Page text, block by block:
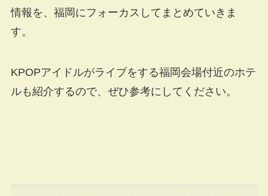
情報を、福岡にフォーカスしてまとめていきま
す。
KPOPアイドルがライブをする福岡会場付近のホテ
ルも紹介するので、ぜひ参考にしてください。